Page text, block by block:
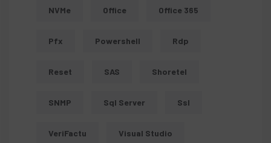
NVMe Office Office 365
Pfx Powershell Rdp
Reset SAS Shoretel
SNMP Sql Server Ssl
VeriFactu Visual Studio